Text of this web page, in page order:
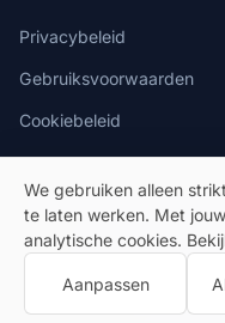
Privacybeleid
Gebruiksvoorwaarden
Cookiebeleid
© 2026
We gebruiken alleen
te laten werken. Met
analytische cookies.
Aanpassen